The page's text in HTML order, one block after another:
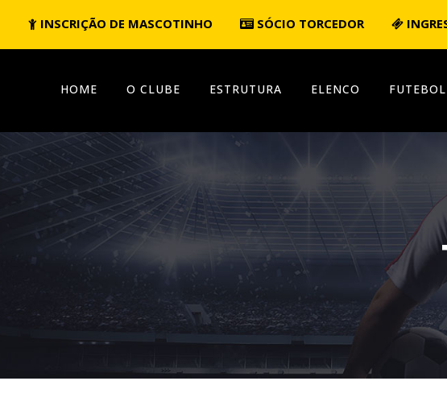
INSCRIÇÃO DE MASCOTINHO SÓCIO TORCEDOR
HOME O CLUBE ESTRUTURA ELENCO FUTEBOL